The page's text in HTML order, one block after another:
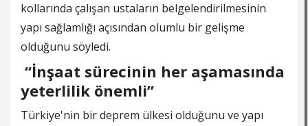
kollarında çalışan ustaların belgelendirilmesinin
yapı sağlamlığı açısından olumlu bir gelişme
olduğunu söyledi.
“İnşaat sürecinin her aşamasında
yeterlilik önemli”
Türkiye'nin bir deprem ülkesi olduğunu ve yapı